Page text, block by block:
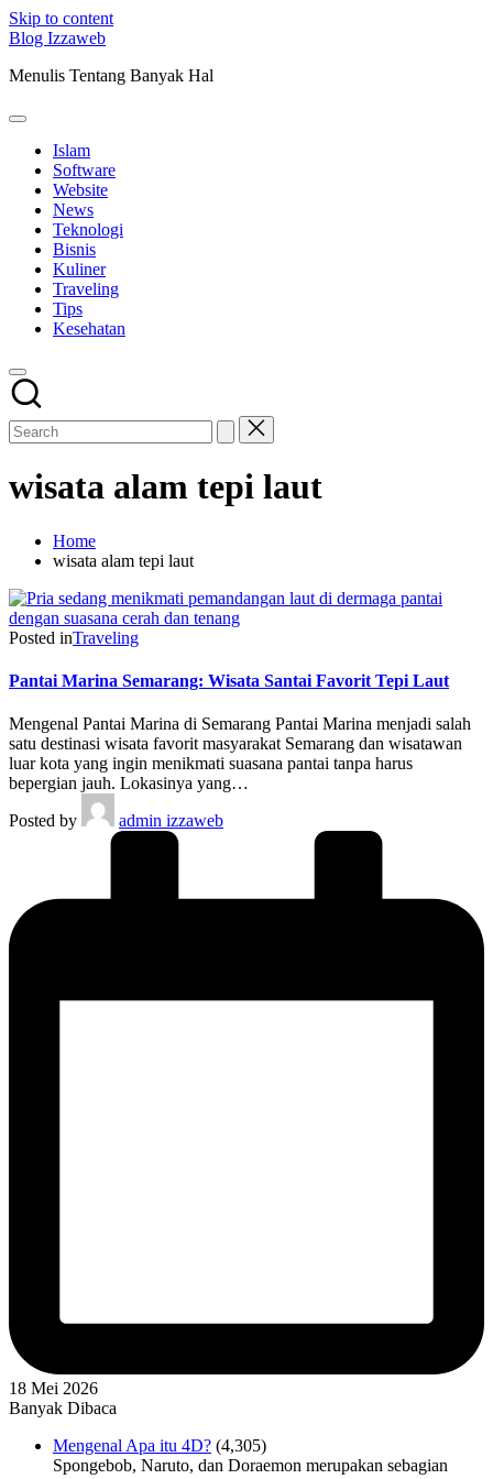
Skip to content
Blog Izzaweb
Menulis Tentang Banyak Hal
Islam
Software
Website
News
Teknologi
Bisnis
Kuliner
Traveling
Tips
Kesehatan
wisata alam tepi laut
Home
wisata alam tepi laut
Posted inTraveling
Pantai Marina Semarang: Wisata Santai Favorit Tepi Laut
Mengenal Pantai Marina di Semarang Pantai Marina menjadi salah
satu destinasi wisata favorit masyarakat Semarang dan wisatawan
luar kota yang ingin menikmati suasana pantai tanpa harus
bepergian jauh. Lokasinya yang…
Posted by
admin izzaweb
18 Mei 2026
Banyak Dibaca
Mengenal Apa itu 4D? (4,305)
Spongebob, Naruto, dan Doraemon merupakan sebagian